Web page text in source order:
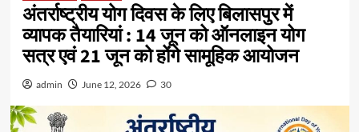
अंतर्राष्ट्रीय योग दिवस के लिए बिलासपुर में
व्यापक तैयारियां : 14 जून को ऑनलाइन योग
सत्र एवं 21 जून को होंगे सामूहिक आयोजन
admin June 12, 2026 30